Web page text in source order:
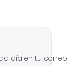
día en tu correo.